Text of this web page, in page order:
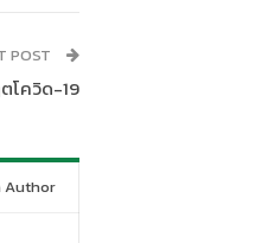
POST
โควิด-19
Author